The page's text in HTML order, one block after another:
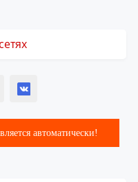
ВК
автоматически!